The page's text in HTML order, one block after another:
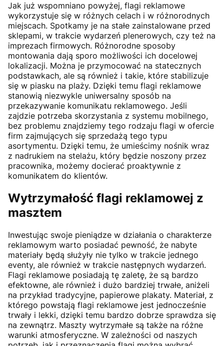
Jak już wspomniano powyżej, flagi reklamowe
wykorzystuje się w różnych celach i w różnorodnych
miejscach. Spotkamy je na stałe zainstalowane przed
sklepami, w trakcie wydarzeń plenerowych, czy też na
imprezach firmowych. Różnorodne sposoby
montowania dają sporo możliwości ich docelowej
lokalizacji. Można je przymocować na statecznych
podstawkach, ale są również i takie, które stabilizuje
się w piasku na plaży. Dzięki temu flagi reklamowe
stanowią niezwykle uniwersalny sposób na
przekazywanie komunikatu reklamowego. Jeśli
zajdzie potrzeba skorzystania z systemu mobilnego,
bez problemu znajdziemy tego rodzaju flagi w ofercie
firm zajmujących się sprzedażą tego typu
asortymentu. Dzięki temu, że umieścimy nośnik wraz
z nadrukiem na stelażu, który będzie noszony przez
pracownika, możemy docierać proaktywnie z
komunikatem do klientów.
Wytrzymałość flagi reklamowej z
masztem
Inwestując swoje pieniądze w działania o charakterze
reklamowym warto posiadać pewność, że nabyte
materiały będą służyły nie tylko w trakcie jednego
eventy, ale również w trakcie następnych wydarzeń.
Flagi reklamowe posiadają tę zaletę, że są bardzo
efektowne, ale również i dużo bardziej trwałe, aniżeli
na przykład tradycyjne, papierowe plakaty. Materiał, z
którego powstają flagi reklamowe jest jednocześnie
trwały i lekki, dzięki temu bardzo dobrze sprawdza się
na zewnątrz. Maszty wytrzymałe są także na różne
warunki atmosferyczne. W zależności od naszych